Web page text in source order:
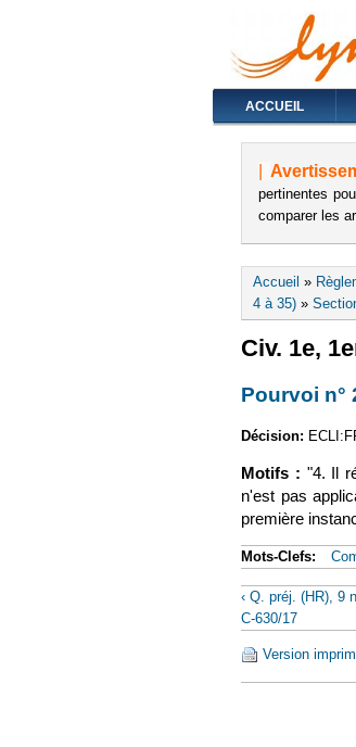
ACCUEIL
pertinentes
comparer les
Vous êtes
Accueil »
4 à 35) »
Civ. 1e,
Pourvoi n°
Décision:
Motifs : "4. Il
n'est pas
première
Mots-Clefs:
‹ Q. préj. (HR), 9
C-630/17
Version